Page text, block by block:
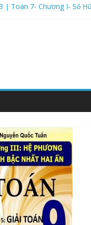
| Toán 7- Chương I- Số
Học 2026-2027- Kết Nối
Học 2026-2027- Kết Nối